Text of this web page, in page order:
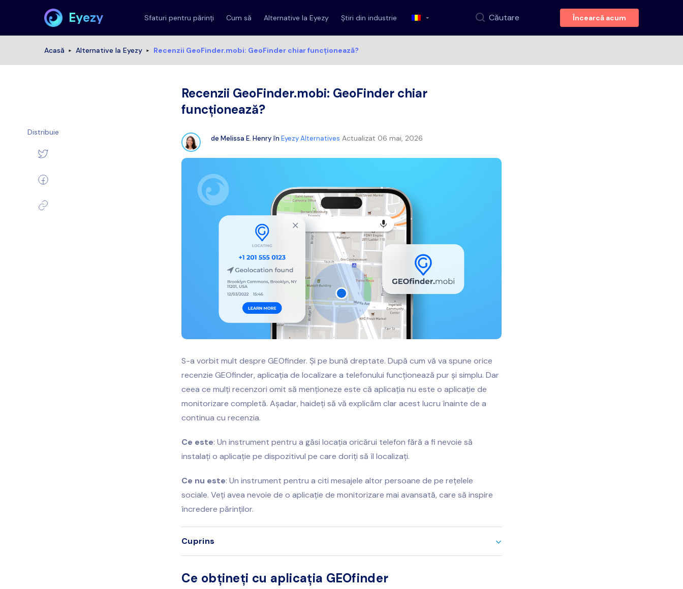
Eyezy Sfaturi pentru părinți Cum să Alternative la Eyezy Știri din industrie Căutare Încearcă acum
Acasă Alternative la Eyezy Recenzii GeoFinder.mobi: GeoFinder chiar funcționează?
Recenzii GeoFinder.mobi: GeoFinder chiar
funcționează?
de Melissa E. Henry în Eyezy Alternatives Actualizat 06 mai, 2026
S-a vorbit mult despre GEOfinder. Și pe bună dreptate. După cum vă va spune orice
recenzie GEOfinder, aplicația de localizare a telefonului funcționează pur și simplu. Dar
ceea ce mulți recenzori omit să menționeze este că aplicația nu este o aplicație de
monitorizare completă. Așadar, haideți să vă explicăm clar acest lucru înainte de a
continua cu recenzia.
Ce este: Un instrument pentru a găsi locația oricărui telefon fără a fi nevoie să
instalați o aplicație pe dispozitivul pe care doriți să îl localizați.
Ce nu este: Un instrument pentru a citi mesajele altor persoane de pe rețelele
sociale. Veți avea nevoie de o aplicație de monitorizare mai avansată, care să inspire
încredere părinților.
Cuprins
Ce obțineți cu aplicația GEOfinder
Distribuie